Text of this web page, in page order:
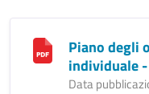
Piano degli
individuale -
Data